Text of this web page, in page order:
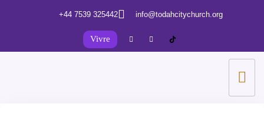
+44 7539 325442 info@todahcitychurch.org
Vivre